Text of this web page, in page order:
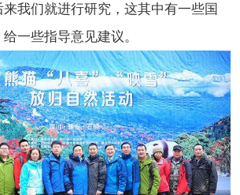
我们就进行研究，这其中有一些国
一些指导意见建议。